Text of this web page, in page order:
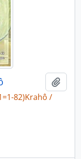
82)Krahô /